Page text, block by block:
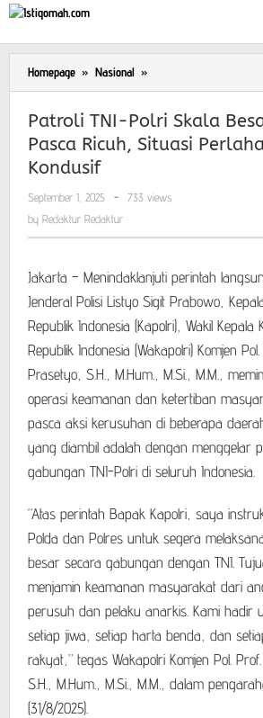
Skip
content
Homepage » Nasional »
TNI-
Polri
Skala
Besar
Ricuh,
Perlahan
Kondusif
Patroli TNI-Polri Skala
Pasca Ricuh, Situasi
Kondusif
September 1, 2025
by
Redaktur
-
733 views
by Redaktur Redaktur
Jakarta – Menindaklanjuti perintah
Jenderal Polisi Listyo Sigit Prabowo,
Republik Indonesia (Kapolri), Wakil Kepala
Republik Indonesia (Wakapolri) Komjen
Prasetyo, S.H., M.Hum., M.Si., M.M.,
operasi keamanan dan ketertiban
pasca aksi kerusuhan di beberapa
yang diambil adalah dengan menggelar
gabungan TNI-Polri di seluruh Indonesia.
“Atas perintah Bapak Kapolri, saya
Polda dan Polres untuk segera
besar secara gabungan dengan TNI.
menjamin keamanan masyarakat dari
perusuh dan pelaku anarkis. Kami hadir
setiap jiwa, setiap harta benda, dan
rakyat,” tegas Wakapolri Komjen Pol.
S.H., M.Hum., M.Si., M.M., dalam
(31/8/2025).